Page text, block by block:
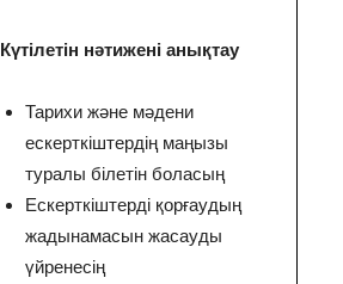
Күтілетін нәтижені анықтау
Тарихи және мәдени
ескерткіштердің маңызы
туралы білетін боласың
Ескерткіштерді қорғаудың
жадынамасын жасауды
үйренесің